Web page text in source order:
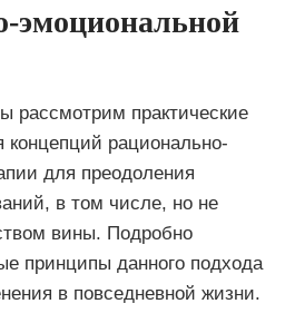
эмоциональной
рассмотрим практические
концепций рационально-
для преодоления
в том числе, но не
вины. Подробно
принципы данного подхода
в повседневной жизни.